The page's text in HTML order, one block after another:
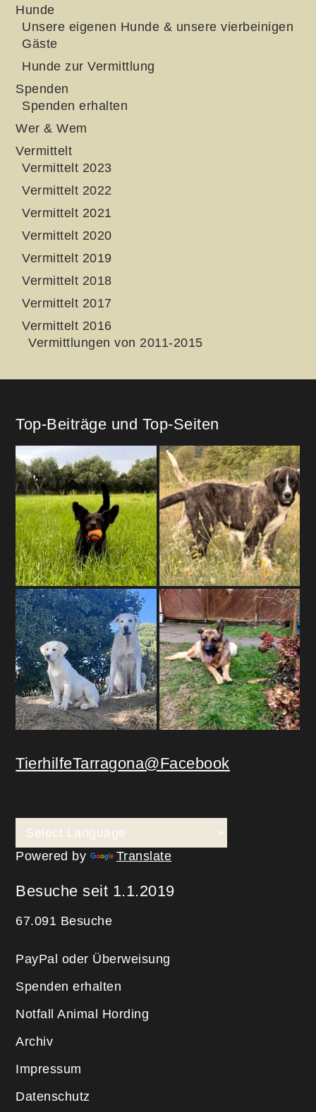
Hunde
Unsere eigenen Hunde & unsere vierbeinigen
Gäste
Hunde zur Vermittlung
Spenden
Spenden erhalten
Wer & Wem
Vermittelt
Vermittelt 2023
Vermittelt 2022
Vermittelt 2021
Vermittelt 2020
Vermittelt 2019
Vermittelt 2018
Vermittelt 2017
Vermittelt 2016
Vermittlungen von 2011-2015
Top-Beiträge und Top-Seiten
TierhilfeTarragona@Facebook
Powered by Translate
Besuche seit 1.1.2019
67.091 Besuche
PayPal oder Überweisung
Spenden erhalten
Notfall Animal Hording
Archiv
Impressum
Datenschutz